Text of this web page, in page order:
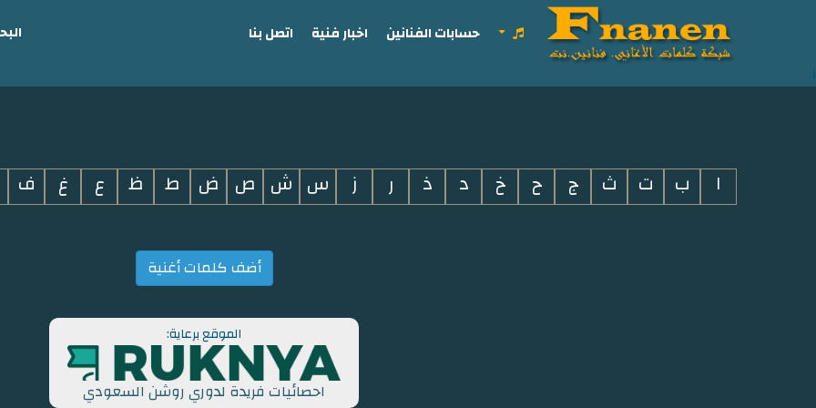
i
حسابات الفنانين اخبار فنية اتصل بنا
ا ب ت ث ج ح خ د ذ ر ز س ش ص ض ط ظ ع غ ف
أضف كلمات أغنية
الموقع برعاية:
احصائيات فريدة لدوري روشن السعودي